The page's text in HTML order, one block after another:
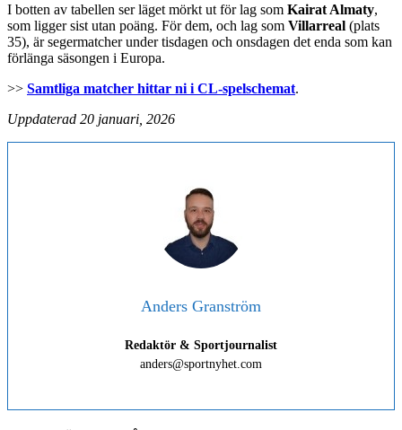
I botten av tabellen ser läget mörkt ut för lag som Kairat Almaty,
som ligger sist utan poäng. För dem, och lag som Villarreal (plats
35), är segermatcher under tisdagen och onsdagen det enda som kan
förlänga säsongen i Europa.
>> Samtliga matcher hittar ni i CL-spelschemat.
Uppdaterad 20 januari, 2026
Anders Granström
Redaktör & Sportjournalist
anders@sportnyhet.com